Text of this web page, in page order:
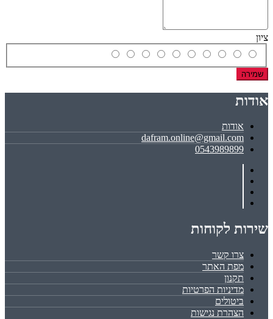
ציון
שמירה
אודות
אודות
dafram.online@gmail.com
0543989899
שירות לקוחות
צרו קשר
מפת האתר
תקנון
מדיניות הפרטיות
ביטולים
הצהרת נגישות